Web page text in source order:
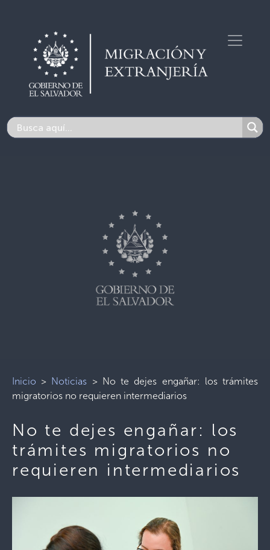
Inicio > Noticias > No te dejes engañar: los trámites
migratorios no requieren intermediarios
No te dejes engañar: los
trámites migratorios no
requieren intermediarios